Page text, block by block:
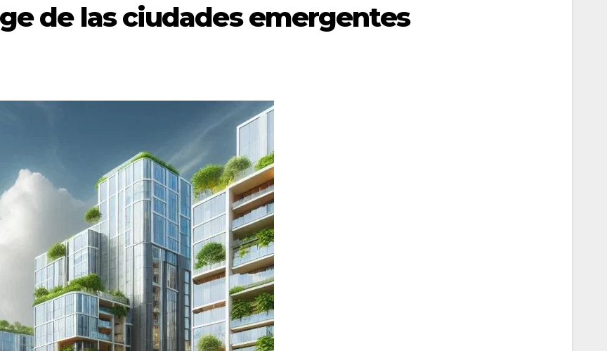
de las ciudades emergentes